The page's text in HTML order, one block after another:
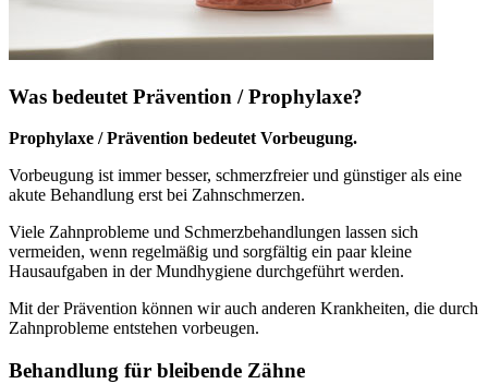
Was bedeutet Prävention / Prophylaxe?
Prophylaxe / Prävention bedeutet Vorbeugung.
Vorbeugung ist immer besser, schmerzfreier und günstiger als eine
akute Behandlung erst bei Zahnschmerzen.
Viele Zahnprobleme und Schmerzbehandlungen lassen sich
vermeiden, wenn regelmäßig und sorgfältig ein paar kleine
Hausaufgaben in der Mundhygiene durchgeführt werden.
Mit der Prävention können wir auch anderen Krankheiten, die durch
Zahnprobleme entstehen vorbeugen.
Behandlung für bleibende Zähne